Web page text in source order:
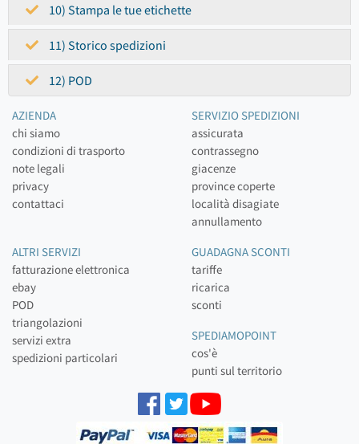
10) Stampa le tue etichette
11) Storico spedizioni
12) POD
AZIENDA
chi siamo
condizioni di trasporto
note legali
privacy
contattaci
SERVIZIO SPEDIZIONI
assicurata
contrassegno
giacenze
province coperte
località disagiate
annullamento
ALTRI SERVIZI
fatturazione elettronica
ebay
POD
triangolazioni
servizi extra
spedizioni particolari
GUADAGNA SCONTI
tariffe
ricarica
sconti
SPEDIAMOPOINT
cos'è
punti sul territorio